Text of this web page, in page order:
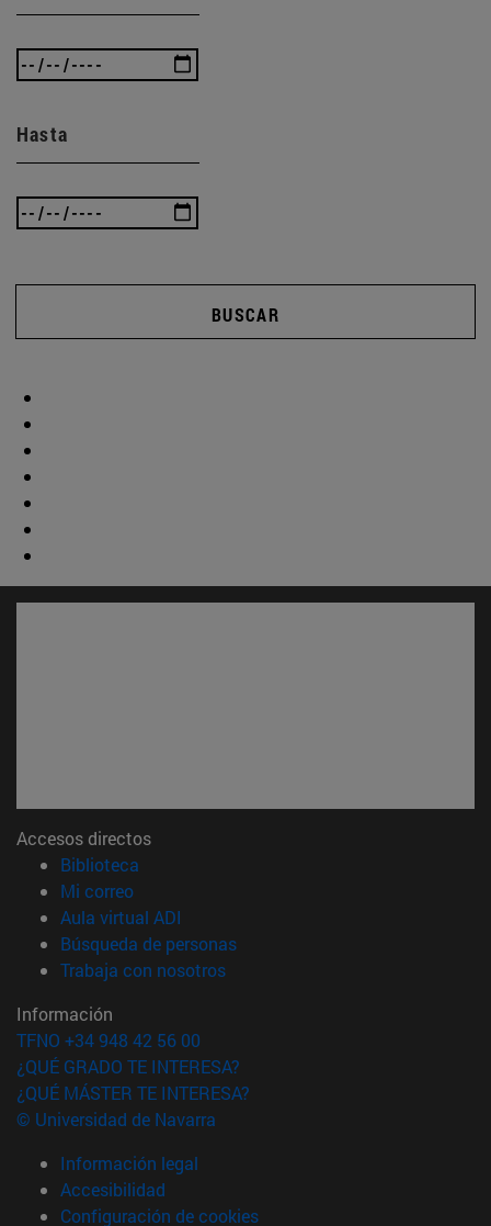
Hasta
BUSCAR
Accesos directos
Biblioteca
Mi correo(abre en nueva ventana)
Aula virtual ADI
Búsqueda de personas(abre en nueva ventana)
Trabaja con nosotros(abre en nueva ventana)
Información
TFNO +34 948 42 56 00
¿QUÉ GRADO TE INTERESA?
¿QUÉ MÁSTER TE INTERESA?
© Universidad de Navarra
Información legal
Accesibilidad
Configuración de cookies